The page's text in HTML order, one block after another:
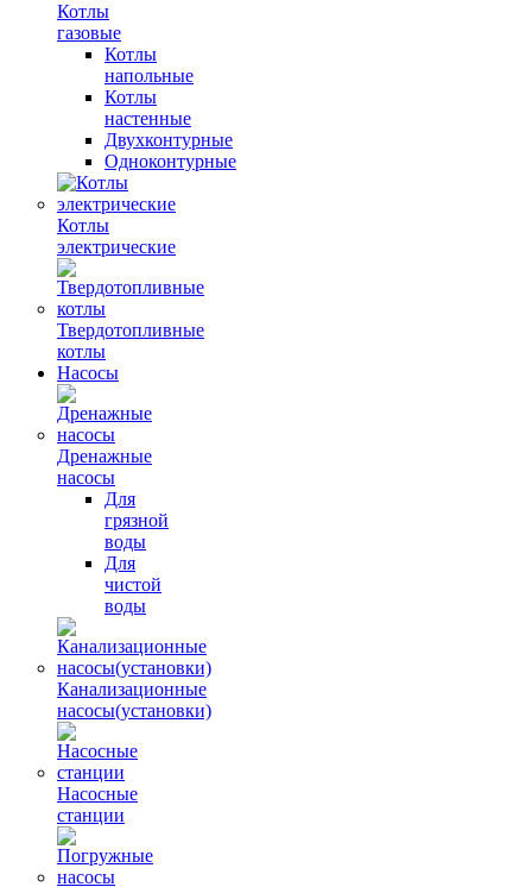
Котлы
газовые
Котлы
напольные
Котлы
настенные
Двухконтурные
Одноконтурные
Котлы
электрические
Твердотопливные
котлы
Насосы
Дренажные
насосы
Для
грязной
воды
Для
чистой
воды
Канализационные
насосы(установки)
Насосные
станции